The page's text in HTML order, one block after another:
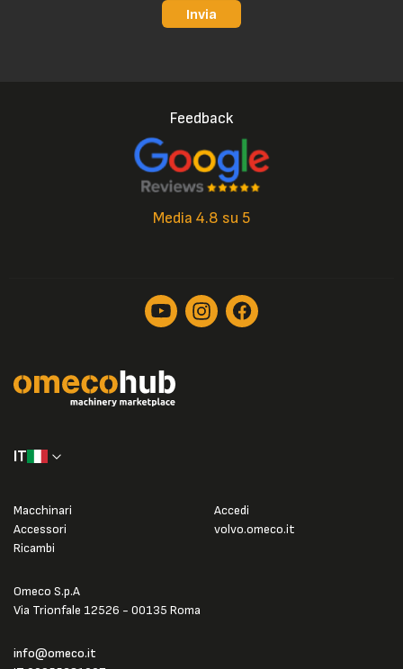
Invia
Feedback
Media 4.8 su 5
IT
Omeco S.p.A
Via Trionfale 12526 - 00135 Roma
info@omeco.it
Macchinari
Accessori
Ricambi
Accedi
volvo.omeco.it